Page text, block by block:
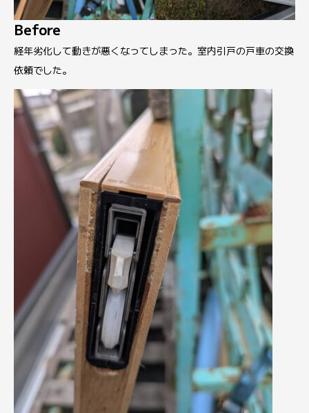
Before
経年劣化して動きが悪くなってしまった。室内引戸の戸車の交換
依頼でした。